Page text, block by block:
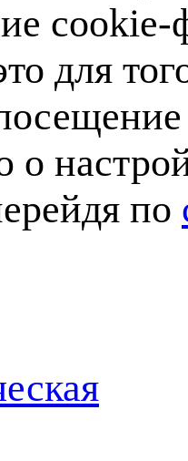
для
по